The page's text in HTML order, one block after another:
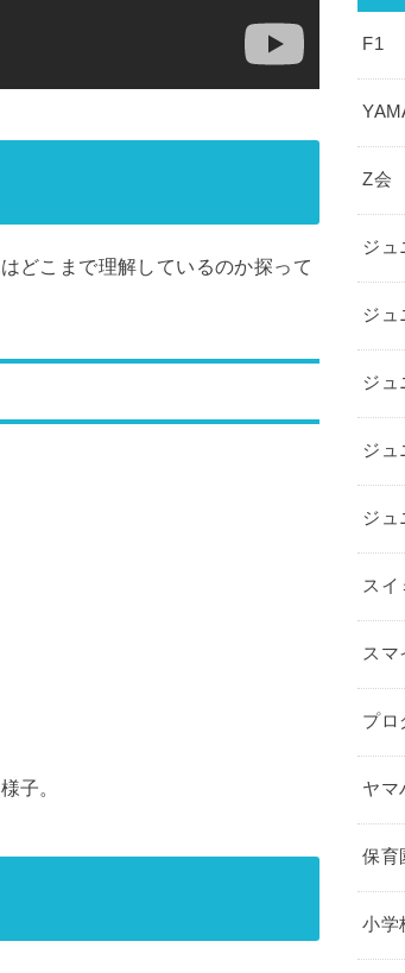
どこまで理解しているのか探って
子。
F1
Z会
ジュ
ジュ
ジュ
ジュ
ジュ
スイ
スマ
プロ
ヤマ
保育
小学